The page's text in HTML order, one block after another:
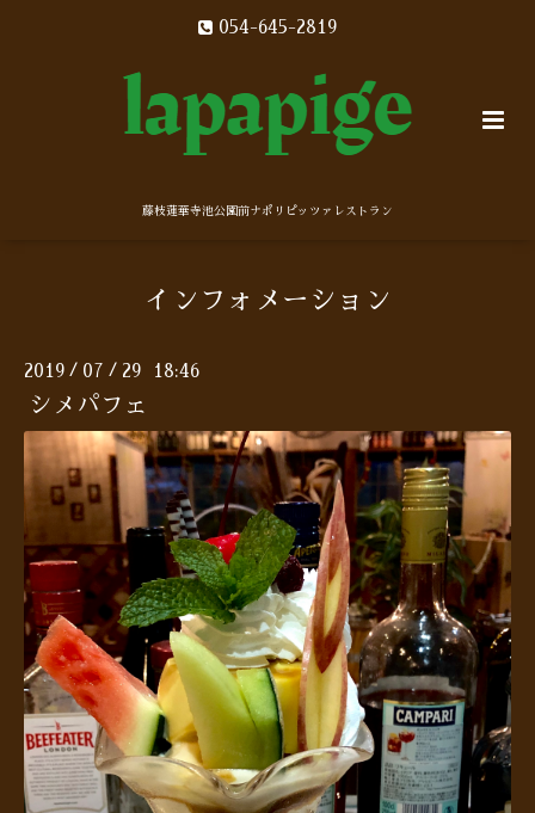
054-645-2819
藤枝蓮華寺池公園前ナポリピッツァレストラン
インフォメーション
2019 / 07 / 29 18:46
シメパフェ